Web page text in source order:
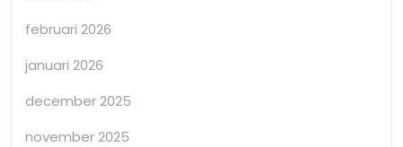
februari 2026
januari 2026
december 2025
november 2025